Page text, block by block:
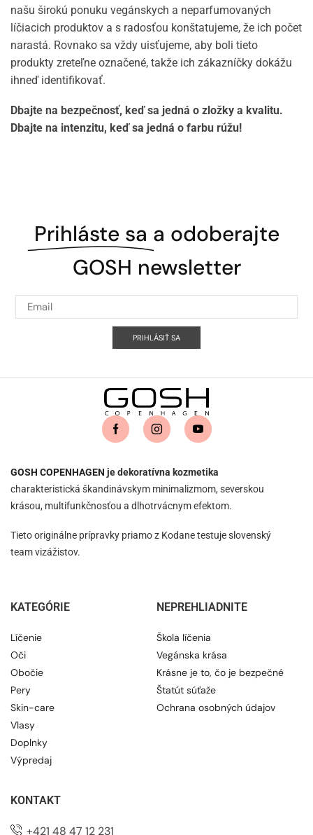
našu širokú ponuku vegánskych a neparfumovaných
líčiacich produktov a s radosťou konštatujeme, že ich počet
narastá. Rovnako sa vždy uisťujeme, aby boli tieto
produkty zreteľne označené, takže ich zákazníčky dokážu
ihneď identifikovať.
Dbajte na bezpečnosť, keď sa jedná o zložky a kvalitu.
Dbajte na intenzitu, keď sa jedná o farbu rúžu!
Prihláste sa a odoberajte
GOSH newsletter
PRIHLÁSIŤ SA
GOSH COPENHAGEN je dekoratívna kozmetika
charakteristická škandinávskym minimalizmom, severskou
krásou, multifunkčnosťou a dlhotrvácnym efektom.
Tieto originálne prípravky priamo z Kodane testuje slovenský
team vizážistov.
KATEGÓRIE
Líčenie
Oči
Obočie
Pery
Skin-care
Vlasy
Doplnky
Výpredaj
NEPREHLIADNITE
Škola líčenia
Vegánska krása
Krásne je to, čo je bezpečné
Štatút súťaže
Ochrana osobných údajov
KONTAKT
+421 48 47 12 231